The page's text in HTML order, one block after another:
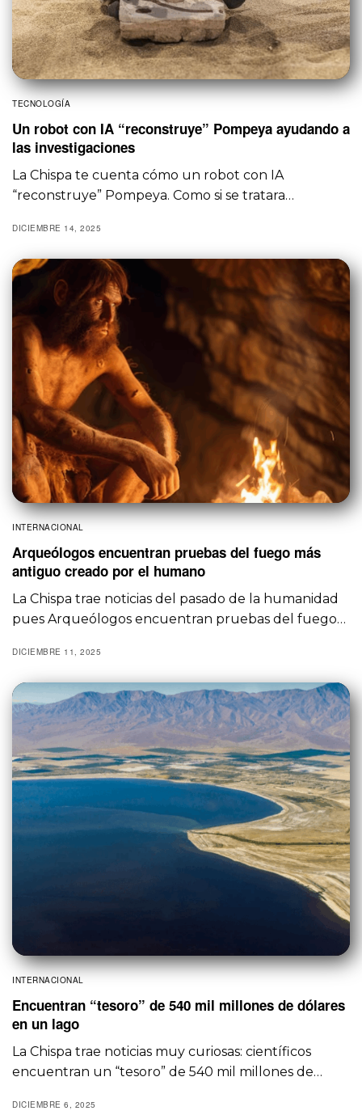
TECNOLOGÍA
Un robot con IA “reconstruye” Pompeya ayudando a
las investigaciones
La Chispa te cuenta cómo un robot con IA
“reconstruye” Pompeya. Como si se tratara…
DICIEMBRE 14, 2025
INTERNACIONAL
Arqueólogos encuentran pruebas del fuego más
antiguo creado por el humano
La Chispa trae noticias del pasado de la humanidad
pues Arqueólogos encuentran pruebas del fuego…
DICIEMBRE 11, 2025
INTERNACIONAL
Encuentran “tesoro” de 540 mil millones de dólares
en un lago
La Chispa trae noticias muy curiosas: científicos
encuentran un “tesoro” de 540 mil millones de…
DICIEMBRE 6, 2025